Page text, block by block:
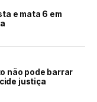
e mata 6 em
não pode barrar
justiça